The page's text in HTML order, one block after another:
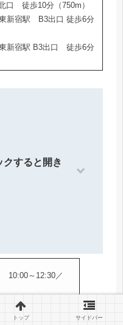
口 徒歩10分（750m）
新宿駅 B3出口 徒歩6分
新宿駅 B3出口 徒歩6分
すると開き
10:00～12:30／
トップ サイドバー